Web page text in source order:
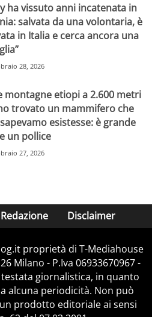
ha vissuto anni incatenata in
salvata da una volontaria, è
in Italia e cerca ancora una
28, 2026
montagne etiopi a 2.600 metri
trovato un mammifero che
esistesse: è grande
un pollice
27, 2026
Redazione Disclaimer
proprietà di T-Mediahouse
Milano - P.Iva 06933670967 -
giornalistica, in quanto
alcuna periodicità. Non può
prodotto editoriale ai sensi